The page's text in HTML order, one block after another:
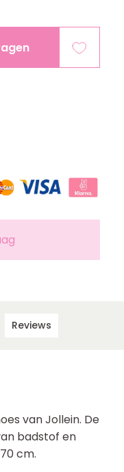
Reviews
van Jollein. De
badstof en
cm.